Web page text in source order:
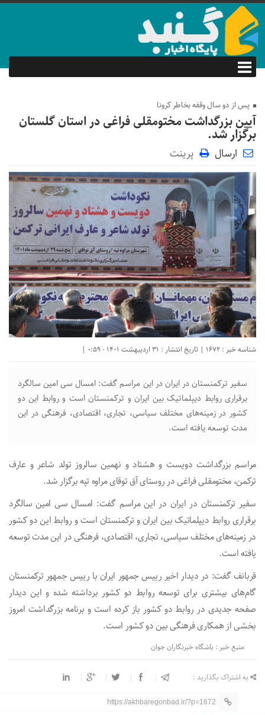
پس از دو سال وقفه بخاطر کرونا
آیین بزرگداشت مختومقلی فراغی در استان گلستان
برگزار شد.
ارسال پرینت
شناسه خبر : 1672 | تاریخ انتشار : 31 اردیبهشت 1401 - 0:59 |
سفیر ترکمنستان در ایران در این مراسم گفت: امسال سی امین سالگرد
برقراری روابط دیپلماتیک بین ایران و ترکمنستان است و روابط این دو
کشور در زمینه‌های مختلف سیاسی، تجاری، اقتصادی، فرهنگی در این
مدت توسعه یافته است.
مراسم بزرگداشت دویست و هشتاد و نهمین سالروز تولد شاعر و عارف
ترکمن، مختومقلی فراغی در روستای آق توقای مراوه تپه برگزار شد.
سفیر ترکمنستان در ایران در این مراسم گفت: امسال سی امین سالگرد
برقراری روابط دیپلماتیک بین ایران و ترکمنستان است و روابط این دو کشور
در زمینه‌های مختلف سیاسی، تجاری، اقتصادی، فرهنگی در این مدت توسعه
یافته است.
قربانف گفت: در دیدار اخیر رییس جمهور ایران با رییس جمهور ترکمنستان
گام‌های بیشتری برای توسعه روابط دو کشور برداشته شده و این دیدار
صفحه جدیدی در روابط دو کشور باز کرده است و برنامه بزرگداشت امروز
بخشی از همکاری فرهنگی بین دو کشور است.
منبع خبر : باشگاه خبرنگاران جوان
به اشتراک بگذارید :
https://akhbaregonbad.ir/?p=1672